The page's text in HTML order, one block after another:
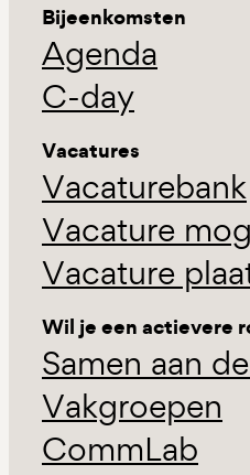
Bijeenkomsten
Agenda
C-day
Vacatures
Vacaturebank
Vacature
Vacature
Wil je een actievere
Samen aan
Vakgroepen
CommLab